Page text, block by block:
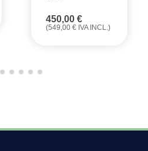
450,00 €
(549,00 € IVA INCL.)